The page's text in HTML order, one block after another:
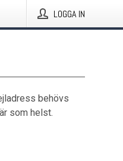
LOGGA IN
behövs
som helst.